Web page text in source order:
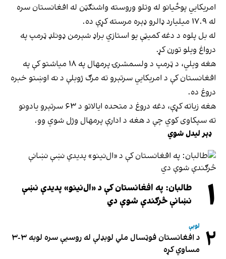
امریکايي پوځيانو له وتلو وروسته واشنګټن له افغانستان سره
له ۱۷.۹ میلیارد ډالرو ډېره مرسته کړې ده.
له بل پلوه د دغه کمیټې یو استازي براډ شېرمن ډونلډ ټرمپ په
درواغ ویلو تورن کړ.
هغه ویلي، د ټرمپ د ولسمشرۍ پرمهال په ۱۸ میاشتو کې په
افغانستان کې د امریکایي سرتېرو ته مرګ ژوبلې د نه اوښتو خبره
دروغ ده.
هغه زیاته کړې، دغه دروغ د متحده ایالاتو د ۶۳ سرتېرو یادونو
ته سپکاوی کوي چې د هغه د ادارې پرمهال وژل شوي وو.
ډېر لیدل شوي
۱
طالبان: په افغانستان کې د «ال‌نینو» پدیدې نښې
نښانې څرګندې شوې دي
۲ لوبې
د افغانستان فوټسال ملي لوبډلې له روسیې سره لوبه ۳-۳
مساوي کړه